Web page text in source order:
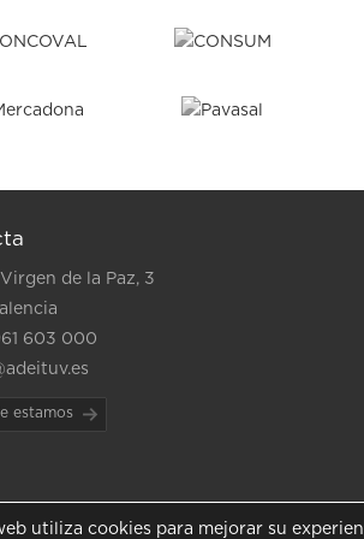
de la Paz, 3
603 000
estamos
utiliza cookies para mejorar su